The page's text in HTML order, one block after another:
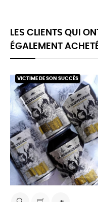
LES CLIENTS QUI
ÉGALEMENT
VICTIME DE SON SUCCÈS